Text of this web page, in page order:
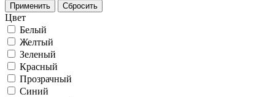
Применить Сбросить
Цвет
Белый
Желтый
Зеленый
Красный
Прозрачный
Синий